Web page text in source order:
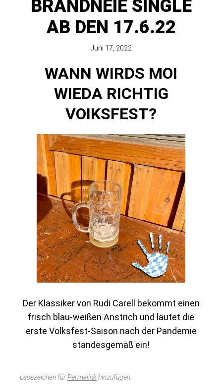
BRANDNEIE SINGLE
AB DEN 17.6.22
Juni 17, 2022
WANN WIRDS MOI
WIEDA RICHTIG
VOIKSFEST?
Der Klassiker von Rudi Carell bekommt einen
frisch blau-weißen Anstrich und läutet die
erste Volksfest-Saison nach der Pandemie
standesgemäß ein!
Lesezeichen fürPermalinkhinzufügen.